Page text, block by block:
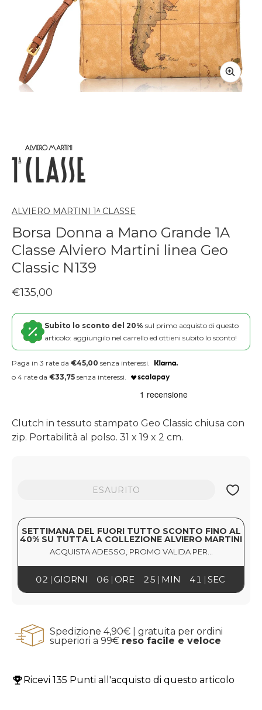
ALVIERO MARTINI 1ᴬ CLASSE
Borsa Donna a Mano Grande 1A
Classe Alviero Martini linea Geo
Classic N139
Prezzo regolare
€135,00
Subito lo sconto del 20% sul primo acquisto di questo
articolo: aggiungilo nel carrello ed ottieni subito lo sconto!
Paga in 3 rate da €45,00 senza interessi.
o 4 rate da €33,75 senza interessi.
Clutch in tessuto stampato Geo Classic chiusa con
zip. Portabilità al polso. 31 x 19 x 2 cm.
ESAURITO
SETTIMANA DEL FUORI TUTTO SCONTO FINO AL
40% SU TUTTA LA COLLEZIONE ALVIERO MARTINI
ACQUISTA ADESSO, PROMO VALIDA PER...
02 06 25 41
GIORNI ORE MIN SEC
Spedizione 4,90€ | gratuita per ordini
superiori a 99€ reso facile e veloce
Ricevi 135 Punti all'acquisto di questo articolo